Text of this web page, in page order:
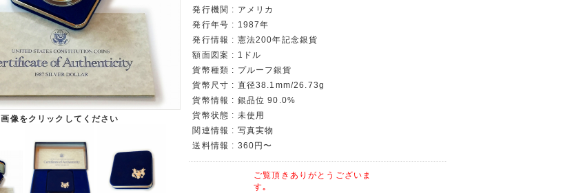
画像をクリックしてください
発行機関 : アメリカ
発行年号 : 1987年
発行情報 : 憲法200年記念銀貨
額面図案 : 1ドル
貨幣種類 : プルーフ銀貨
貨幣尺寸 : 直径38.1mm/26.73g
貨幣情報 : 銀品位 90.0%
貨幣状態 : 未使用
関連情報 : 写真実物
送料情報 : 360円〜
ご覧頂きありがとうございま
す｡